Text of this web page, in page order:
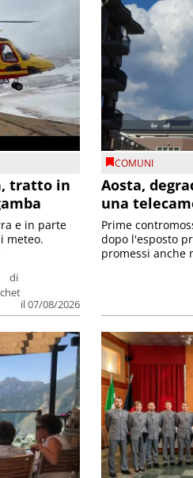
tratto in
di
il 07/08/2026
e in parte
meteo.
COMUNI
Aosta,
una
Prime
dopo l'esposto
promessi anche